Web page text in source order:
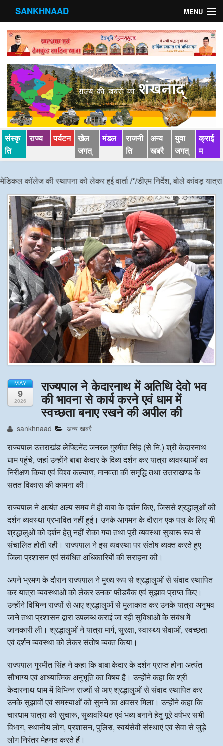
SANKHNAAD MENU
मुख्य पृष्ठ
राज्य
मंडल
संस्कृति
खेल जगत्
पर्यटन
स्वास्‍थ्य
देश विदेश
अन्य खबरै
संस्कृ
ति
राज्य पर्यटन खेल
जगत्
मंडल
राजनी
ति
अन्य
खबरै
युवा
जगत्
क्राई
म
की स्थापना को लेकर हुई वार्ता/*/डीएम निर्देश, बोले कांवड़ यात्रा दौरान
MAY
9
2026
राज्यपाल ने केदारनाथ में अतिथि देवो भव
की भावना से कार्य करने एवं धाम में
स्वच्छता बनाए रखने की अपील की
sankhnaad अन्य खबरै
राज्यपाल उत्तराखंड लेफ्टिनेंट जनरल गुरमीत सिंह (से नि.) श्री केदारनाथ
धाम पहुंचे, जहां उन्होंने बाबा केदार के दिव्य दर्शन कर यात्रा व्यवस्थाओं का
निरीक्षण किया एवं विश्व कल्याण, मानवता की समृद्धि तथा उत्तराखण्ड के
सतत विकास की कामना की।
राज्यपाल ने अत्यंत अल्प समय में ही बाबा के दर्शन किए, जिससे श्रद्धालुओं की
दर्शन व्यवस्था प्रभावित नहीं हुई। उनके आगमन के दौरान एक पल के लिए भी
श्रद्धालुओं को दर्शन हेतु नहीं रोका गया तथा पूरी व्यवस्था सुचारू रूप से
संचालित होती रही। राज्यपाल ने इस व्यवस्था पर संतोष व्यक्त करते हुए
जिला प्रशासन एवं संबंधित अधिकारियों की सराहना की।
अपने भ्रमण के दौरान राज्यपाल ने मुख्य रूप से श्रद्धालुओं से संवाद स्थापित
कर यात्रा व्यवस्थाओं को लेकर उनका फीडबैक एवं सुझाव प्राप्त किए।
उन्होंने विभिन्न राज्यों से आए श्रद्धालुओं से मुलाकात कर उनके यात्रा अनुभव
जाने तथा प्रशासन द्वारा उपलब्ध कराई जा रही सुविधाओं के संबंध में
जानकारी ली। श्रद्धालुओं ने यात्रा मार्ग, सुरक्षा, स्वास्थ्य सेवाओं, स्वच्छता
एवं दर्शन व्यवस्था को लेकर संतोष व्यक्त किया।
राज्यपाल गुरमीत सिंह ने कहा कि बाबा केदार के दर्शन प्राप्त होना अत्यंत
सौभाग्य एवं आध्यात्मिक अनुभूति का विषय है। उन्होंने कहा कि श्री
केदारनाथ धाम में विभिन्न राज्यों से आए श्रद्धालुओं से संवाद स्थापित कर
उनके सुझावों एवं समस्याओं को सुनने का अवसर मिला। उन्होंने कहा कि
चारधाम यात्रा को सुचारू, सुव्यवस्थित एवं भव्य बनाने हेतु पूरे वर्षभर सभी
विभाग, स्थानीय लोग, प्रशासन, पुलिस, स्वयंसेवी संस्थाएं एवं सेवा से जुड़े
लोग निरंतर मेहनत करते हैं।